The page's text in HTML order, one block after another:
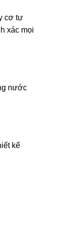
cơ tự
xác mọi
nước
kế